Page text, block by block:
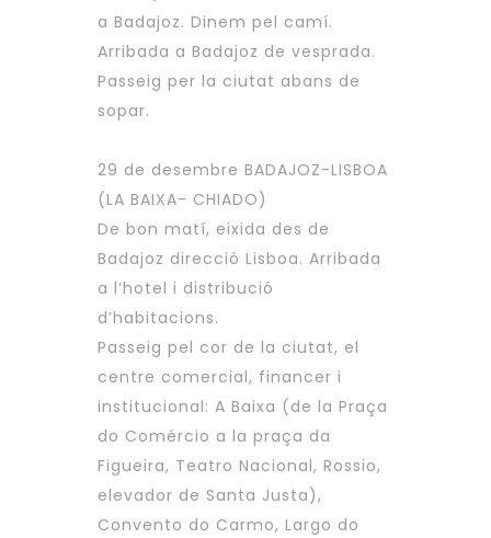
a Badajoz. Dinem pel camí.
Arribada a Badajoz de vesprada.
Passeig per la ciutat abans de
sopar.
29 de desembre BADAJOZ-LISBOA
(LA BAIXA- CHIADO)
De bon matí, eixida des de
Badajoz direcció Lisboa. Arribada
a l’hotel i distribució
d’habitacions.
Passeig pel cor de la ciutat, el
centre comercial, financer i
institucional: A Baixa (de la Praça
do Comércio a la praça da
Figueira, Teatro Nacional, Rossio,
elevador de Santa Justa),
Convento do Carmo, Largo do